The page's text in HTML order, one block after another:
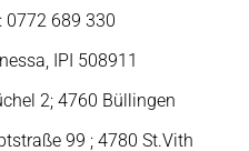
0772 689 330
IPI 508911
2; 4760 Büllingen
99 ; 4780 St.Vith